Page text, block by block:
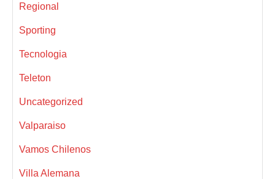
Regional
Sporting
Tecnologia
Teleton
Uncategorized
Valparaiso
Vamos Chilenos
Villa Alemana